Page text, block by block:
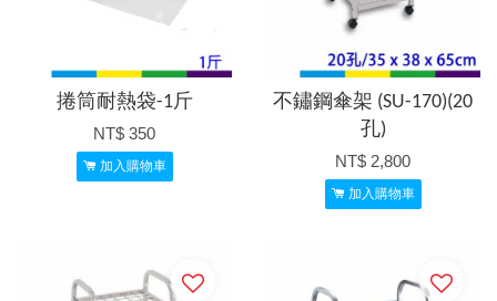
捲筒耐熱袋-1斤
NT$ 350
加入購物車
不鏽鋼傘架 (SU-170)(20
孔)
NT$ 2,800
加入購物車